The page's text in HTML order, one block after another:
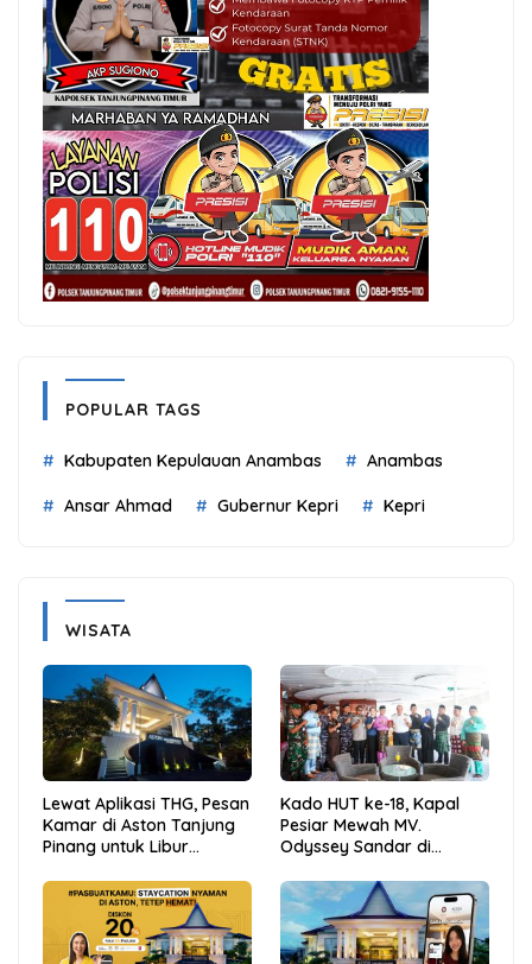
POPULAR TAGS
Kabupaten Kepulauan Anambas Anambas
Ansar Ahmad Gubernur Kepri Kepri
WISATA
Lewat Aplikasi THG, Pesan
Kamar di Aston Tanjung
Pinang untuk Libur
dan Hemat
Kado HUT ke-18, Kapal
Pesiar Mewah MV.
Odyssey Sandar di
Anambas Siap Mendunia